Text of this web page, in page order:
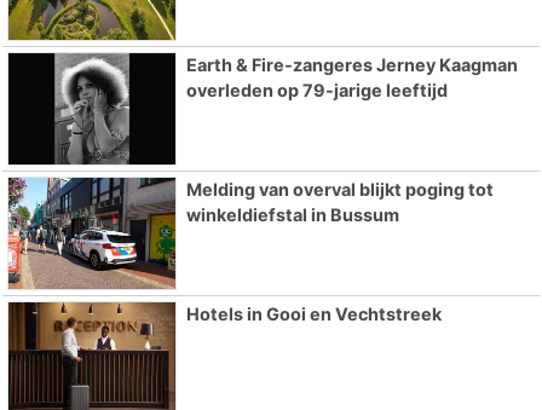
Earth & Fire-zangeres Jerney Kaagman
overleden op 79-jarige leeftijd
Melding van overval blijkt poging tot
winkeldiefstal in Bussum
Hotels in Gooi en Vechtstreek